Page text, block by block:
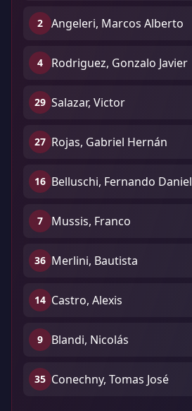
2 Angeleri, Marcos Alberto
4 Rodriguez, Gonzalo Javier
29 Salazar, Victor
27 Rojas, Gabriel Hernán
16 Belluschi, Fernando Daniel
7 Mussis, Franco
36 Merlini, Bautista
14 Castro, Alexis
9 Blandi, Nicolás
35 Conechny, Tomas José